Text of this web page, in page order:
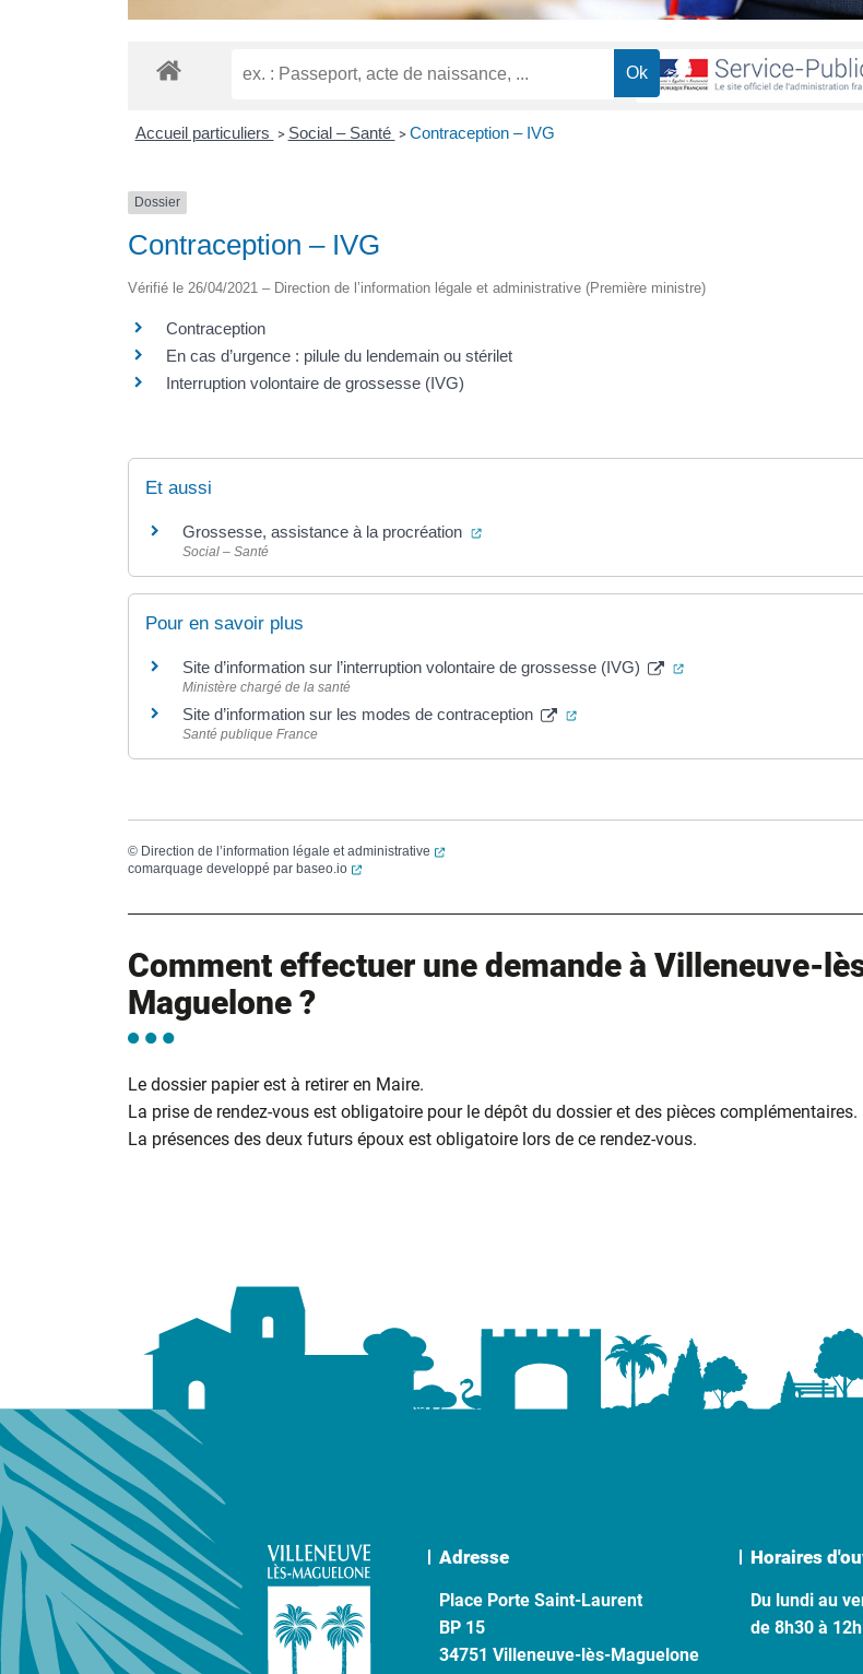
Accueil particuliers > Social – Santé > Contraception – IVG
Dossier
Contraception – IVG
Vérifié le 26/04/2021 – Direction de l’information légale et administrative (Première ministre)
Contraception
En cas d’urgence : pilule du lendemain ou stérilet
Interruption volontaire de grossesse (IVG)
Et aussi
Grossesse, assistance à la procréation (ouverture dans un nouvel onglet)
Social – Santé
Pour en savoir plus
Site d’information sur l’interruption volontaire de grossesse (IVG) (ouverture dans un
Ministère chargé de la santé
Site d’information sur les modes de contraception (ouverture dans un nouvel onglet)
Santé publique France
© Direction de l’information légale et administrative
(ouverture dans un nouvel onglet)
comarquage developpé par baseo.io (ouverture dans un nouvel onglet)
Comment effectuer une demande à Villeneuve-
Maguelone ?
Le dossier papier est à retirer en Maire.
La prise de rendez-vous est obligatoire pour le dépôt du dossier et des pièces complémentaires.
La présences des deux futurs époux est obligatoire lors de ce rendez-vous.
Adresse
Place Porte Saint-Laurent
BP 15
34751 Villeneuve-lès-Maguelone
Horaires
Du lundi au
de 8h30 à